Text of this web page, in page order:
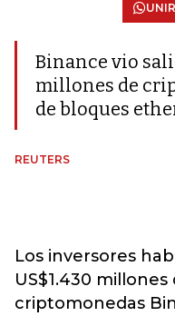
Binance vio
millones de
de bloques
REUTERS
Los inversores
US$1.430
criptomonedas